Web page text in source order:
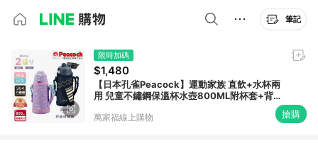
筆記
限時加碼
$1,480
【日本孔雀Peacock】運動家族 直飲+水杯兩
用 兒童不鏽鋼保溫杯水壺800ML附杯套+背
萬家福線上購物 搶購